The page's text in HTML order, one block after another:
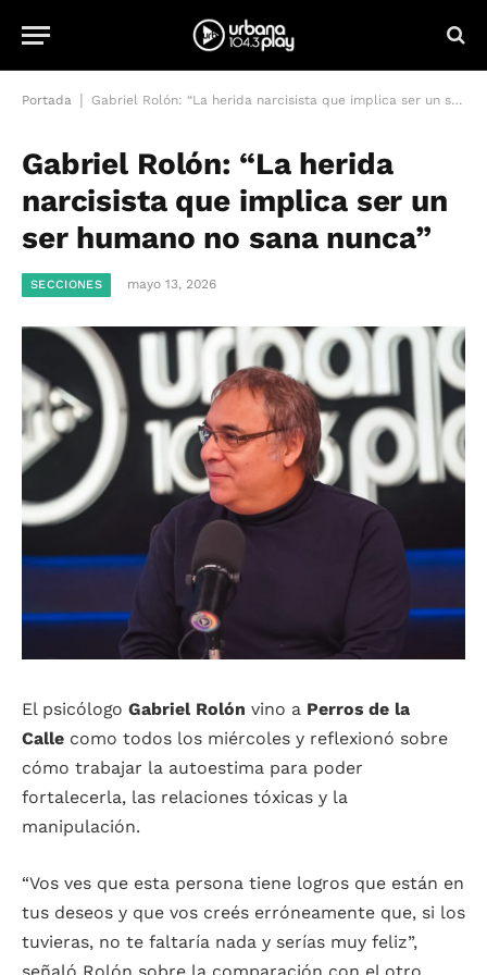
Portada Gabriel Rolón: “La herida narcisista que implica ser un ser humano no sana nunca”
Gabriel Rolón: “La herida
narcisista que implica ser un
ser humano no sana nunca”
SECCIONES mayo 13, 2026
El psicólogo Gabriel Rolón vino a Perros de la
Calle como todos los miércoles y reflexionó sobre
cómo trabajar la autoestima para poder
fortalecerla, las relaciones tóxicas y la
manipulación.
“Vos ves que esta persona tiene logros que están en
tus deseos y que vos creés erróneamente que, si los
tuvieras, no te faltaría nada y serías muy feliz”,
señaló Rolón sobre la comparación con el otro.